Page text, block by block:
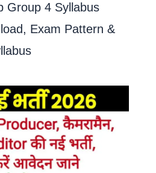
Group 4 Syllabus
Exam Pattern &